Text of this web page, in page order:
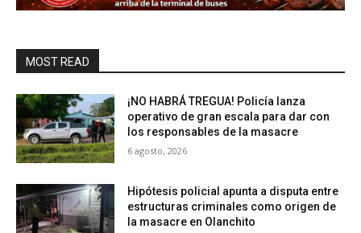
MOST READ
¡NO HABRÁ TREGUA! Policía lanza
operativo de gran escala para dar con
los responsables de la masacre
6 agosto, 2026
Hipótesis policial apunta a disputa entre
estructuras criminales como origen de
la masacre en Olanchito